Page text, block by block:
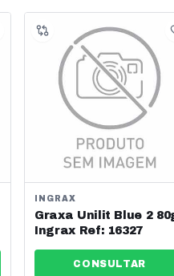
INGRAX
Graxa Unilit Blue 2
Ingrax Ref: 16327
CONSULTAR